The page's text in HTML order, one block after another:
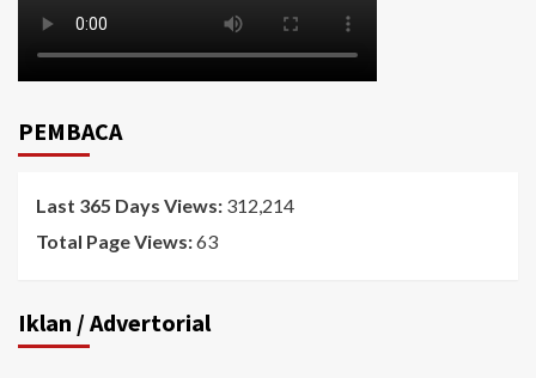
PEMBACA
Last 365 Days Views: 312,214
Total Page Views:63
Iklan / Advertorial